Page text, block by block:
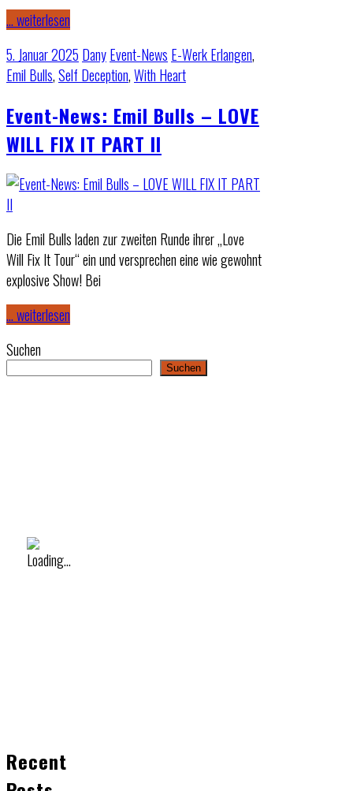
… weiterlesen
5. Januar 2025 DanyEvent-News E-Werk Erlangen,
Emil Bulls,Self Deception,With Heart
Event-News: Emil Bulls – LOVE
WILL FIX IT PART II
Die Emil Bulls laden zur zweiten Runde ihrer „Love
Will Fix It Tour“ ein und versprechen eine wie gewohnt
explosive Show! Bei
… weiterlesen
Suchen
Suchen
Recent